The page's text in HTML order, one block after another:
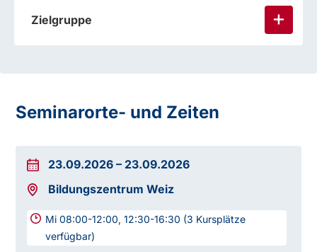
Zielgruppe
Seminarorte- und Zeiten
23.09.2026 – 23.09.2026
Bildungszentrum Weiz
Mi 08:00-12:00, 12:30-16:30 (3 Kursplätze
verfügbar)